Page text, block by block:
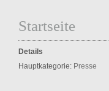
Startseite
Details
Hauptkategorie: Presse